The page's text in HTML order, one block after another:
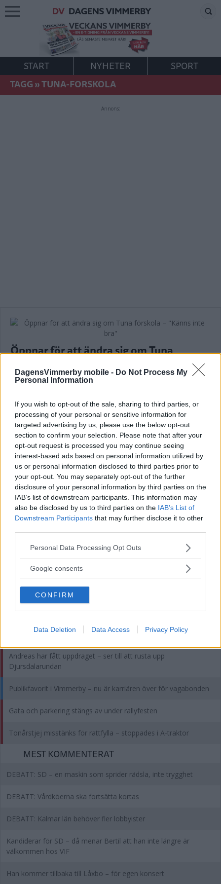
DagensVimmerby mobile - Do Not Process My
Personal Information
If you wish to opt-out of the sale, sharing to third parties, or
processing of your personal or sensitive information for
targeted advertising by us, please use the below opt-out
section to confirm your selection. Please note that after your
opt-out request is processed you may continue seeing
interest-based ads based on personal information utilized by
us or personal information disclosed to third parties prior to
your opt-out. You may separately opt-out of the further
disclosure of your personal information by third parties on the
IAB’s list of downstream participants. This information may
also be disclosed by us to third parties on the IAB’s List of
Downstream Participants that may further disclose it to other
Please note that this website/app uses one or more Google
not limited to your visit or usage behaviour. You may click to
use your data for below specified purposes in below Google
consent section.
Personal Data Processing Opt Outs
Google consents
CONFIRM
Data Deletion Data Access Privacy Policy
START NYHETER
SPORT
TAGG»TUNA-FORSKOLA
Annons:
Öppnar för att ändra sig om Tuna
POLITIK 07 december 2016 06.30
Läs in fler nyheter
SENASTE
Klar seger för Mörlunda i höstgenrep mot Storebro
Andreas har fått uppdraget – ser till att rusta upp
Damerna inledde höstsäsongen med lagtävling
Lastbilschaufför hade amfetamin i blodet – så blir straffet
Tuff smäll för Christoffersson – åkt på skada
MEST LÄST
En del nyheter blir det – nu förbereder Kim butikens öppning
Andreas har fått uppdraget – ser till att rusta upp
Djursdalarundan
Publikfavorit i Vimmerby – nu är karriären över för vagabonden
Gata och parkering stängs av under rallyfesten
Tonårstjej misstänks för rattfylla – stoppades i A-traktor
MEST KOMMENTERAT
DEBATT: SD – en maskin som sprider rädsla, inte trygghet
DEBATT: Vårdköerna ska fortsätta kortas
DEBATT: Kalmar län behöver fler lobbyister
Kandiderar för SD – då menar Bertil att han inte längre är
välkommen hos VIF
Han kommer tillbaka till Låxbo – för egen konsert